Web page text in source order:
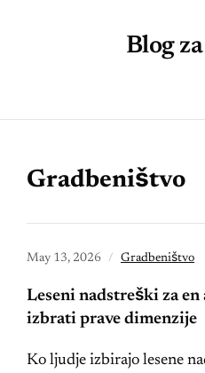
Blog
Gradbeništvo
May 13, 2026 Gradbeništvo
Leseni nadstreški za
izbrati prave dimenzije
Ko ljudje izbirajo lesene